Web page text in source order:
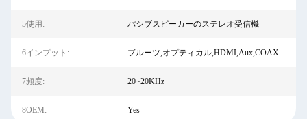
5使用: パシブスピーカーのステレオ受信機
6インプット: ブルーツ,オプティカル,HDMI,Aux,COAX
7頻度: 20~20KHz
8OEM: Yes